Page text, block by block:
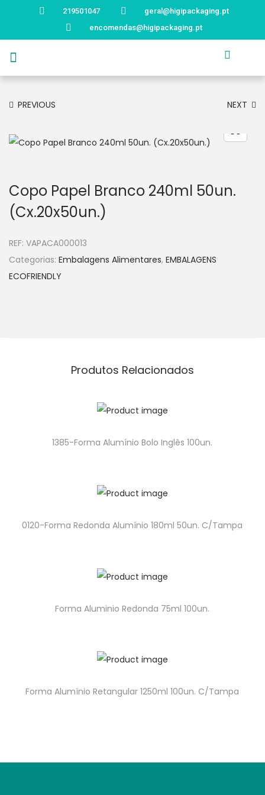
219501047
geral@higipackaging.pt
encomendas@higipackaging.pt
PREVIOUS NEXT
Copo Papel Branco 240ml 50un.
(Cx.20x50un.)
REF: VAPACA000013
Categorias: Embalagens Alimentares, EMBALAGENS
ECOFRIENDLY
Produtos Relacionados
1385-Forma Alumínio Bolo Inglês 100un.
0120-Forma Redonda Alumínio 180ml 50un. C/Tampa
Forma Aluminio Redonda 75ml 100un.
Forma Alumínio Retangular 1250ml 100un. C/Tampa